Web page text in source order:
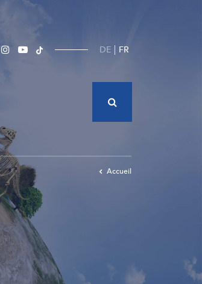
DE FR
Accueil